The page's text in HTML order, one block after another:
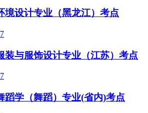
境设计专业（黑龙江）考点
装与服饰设计专业（江苏）考点
蹈学（舞蹈）专业(省内)考点